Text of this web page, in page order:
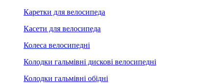
Каретки для велосипеда
Касети для велосипеда
Колеса велосипедні
Колодки гальмівні дискові велосипедні
Колодки гальмівні обідні